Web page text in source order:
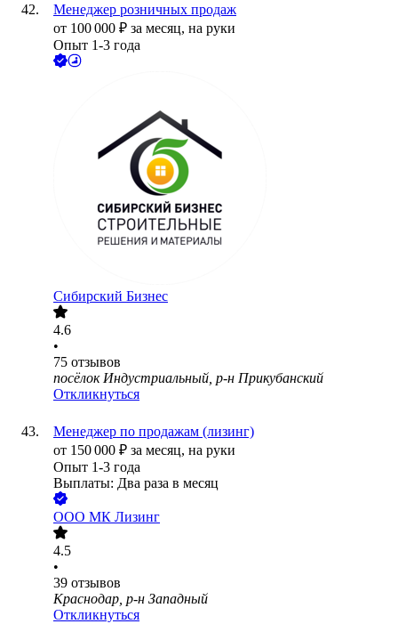
Менеджер розничных продаж
от 100 000 ₽ за месяц, на руки
Опыт 1-3 года
Сибирский Бизнес
4.6
•
75 отзывов
посёлок Индустриальный, р-н Прикубанский
Откликнуться
Менеджер по продажам (лизинг)
от 150 000 ₽ за месяц, на руки
Опыт 1-3 года
Выплаты: Два раза в месяц
ООО МК Лизинг
4.5
•
39 отзывов
Краснодар, р-н Западный
Откликнуться